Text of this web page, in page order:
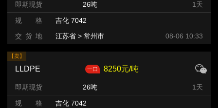
即期现货 26吨 1天
规 格
吉化 7042
交 货 地
江苏省 > 常州市 08-06 10:33
【卖】
LLDPE 8250元/吨
即期现货 26吨 1天
规 格
吉化 7042